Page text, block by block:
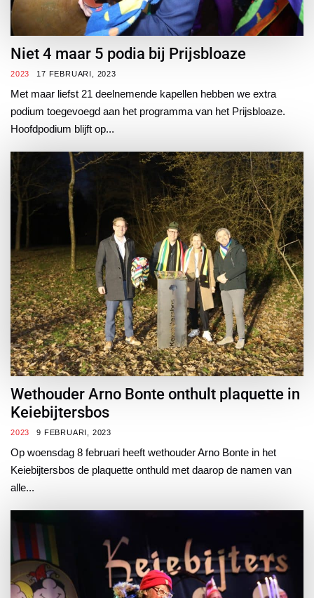
Niet 4 maar 5 podia bij Prijsbloaze
2023 17 FEBRUARI, 2023
Met maar liefst 21 deelnemende kapellen hebben we extra
podium toegevoegd aan het programma van het Prijsbloaze.
Hoofdpodium blijft op...
Wethouder Arno Bonte onthult plaquette in
Keiebijtersbos
2023 9 FEBRUARI, 2023
Op woensdag 8 februari heeft wethouder Arno Bonte in het
Keiebijtersbos de plaquette onthuld met daarop de namen van
alle...